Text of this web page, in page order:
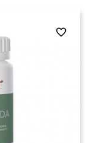
favorite_border